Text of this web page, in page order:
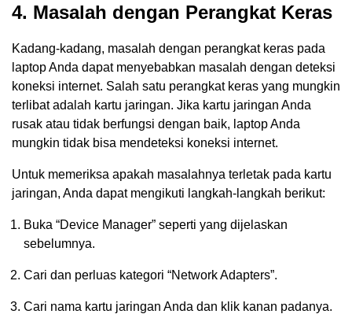
4. Masalah dengan Perangkat Keras
Kadang-kadang, masalah dengan perangkat keras pada
laptop Anda dapat menyebabkan masalah dengan deteksi
koneksi internet. Salah satu perangkat keras yang mungkin
terlibat adalah kartu jaringan. Jika kartu jaringan Anda
rusak atau tidak berfungsi dengan baik, laptop Anda
mungkin tidak bisa mendeteksi koneksi internet.
Untuk memeriksa apakah masalahnya terletak pada kartu
jaringan, Anda dapat mengikuti langkah-langkah berikut:
Buka “Device Manager” seperti yang dijelaskan
sebelumnya.
Cari dan perluas kategori “Network Adapters”.
Cari nama kartu jaringan Anda dan klik kanan padanya.